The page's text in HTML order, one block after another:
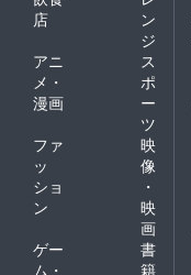
店
ン
ジ
アニ
メ・
漫画
ス
ポ
ー
ツ
ファ
ッ
ショ
ン
映
像
・
映
画
ゲー
ム・
書
籍